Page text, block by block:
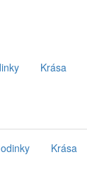
Krása
Krása